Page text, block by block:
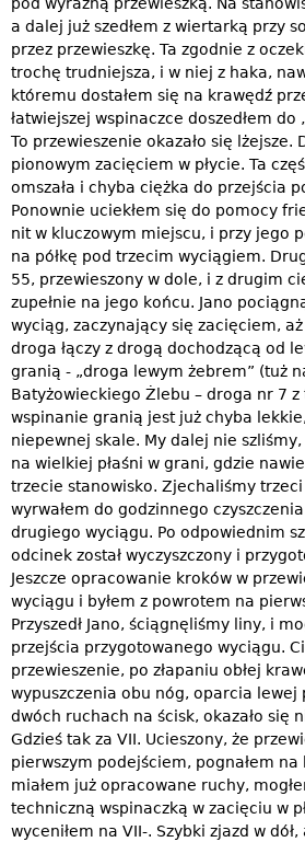
pod wyraźną przewieszką. Na
a dalej już szedłem z wiertarką przy
przez przewieszkę. Ta zgodnie z
trochę trudniejsza, i w niej z haka,
któremu dostałem się na krawędź
łatwiejszej wspinaczce doszedłem do
To przewieszenie okazało się lżejsze.
pionowym zacięciem w płycie. Ta
omszała i chyba ciężka do przejścia
Ponownie uciekłem się do pomocy
nit w kluczowym miejscu, i przy jego
na półkę pod trzecim wyciągiem.
55, przewieszony w dole, i z drugim
zupełnie na jego końcu. Jano
wyciąg, zaczynający się zacięciem,
droga łączy z drogą dochodzącą od
granią - „droga lewym żebrem” (tuż
Batyżowieckiego Żlebu – droga nr 7 z
wspinanie granią jest już chyba
niepewnej skale. My dalej nie
na wielkiej płaśni w grani, gdzie
trzecie stanowisko. Zjechaliśmy
wyrwałem do godzinnego
drugiego wyciągu. Po odpowiednim
odcinek został wyczyszczony i
Jeszcze opracowanie kroków w
wyciągu i byłem z powrotem na
Przyszedł Jano, ściągnęliśmy liny, i
przejścia przygotowanego wyciągu.
przewieszenie, po złapaniu obłej
wypuszczenia obu nóg, oparcia lewej
dwóch ruchach na ścisk, okazało się
Gdzieś tak za VII. Ucieszony, że
pierwszym podejściem, pognałem
miałem już opracowane ruchy,
techniczną wspinaczką w zacięciu w
wyceniłem na VII-. Szybki zjazd w